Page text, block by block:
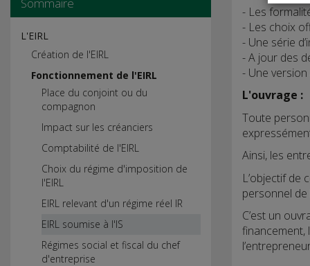
L'EIRL
Création de l'EIRL
Fonctionnement de l'EIRL
Place du conjoint ou du
compagnon
Impact sur les créanciers
Comptabilité de l'EIRL
Choix du régime d'imposition de
l'EIRL
EIRL relevant d'un régime réel IR
EIRL soumise à l'IS
Régimes social et fiscal du chef
d'entreprise
- Les
- Les choix
- Une série
- A jour des
- Une
L'ouvrage :
Toute
Ainsi, les
L’objectif de
personnel de
C’est un
financement,